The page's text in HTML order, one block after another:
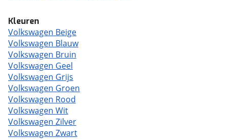
Kleuren
Volkswagen Beige
Volkswagen Blauw
Volkswagen Bruin
Volkswagen Geel
Volkswagen Grijs
Volkswagen Groen
Volkswagen Rood
Volkswagen Wit
Volkswagen Zilver
Volkswagen Zwart